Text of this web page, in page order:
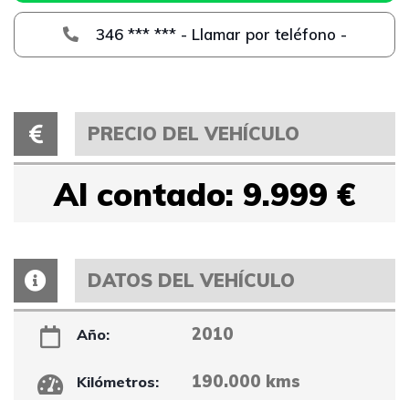
346 *** *** - Llamar por teléfono -
PRECIO DEL VEHÍCULO
Al contado: 9.999 €
DATOS DEL VEHÍCULO
Año: 2010
Kilómetros: 190.000 kms